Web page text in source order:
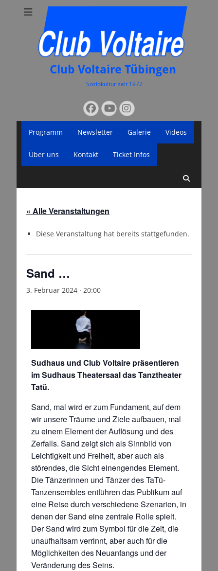
Club Voltaire Tübingen
Soziokultur seit 1972
nach:
Facebook
YouTube
Instagram
Menü
Inhalt
Programm Newsletter Galerie Videos
Über uns Kontakt Ticket Infos
« Alle Veranstaltungen
Diese Veranstaltung hat bereits stattgefunden.
Sand …
3. Februar 2024 · 20:00
Sudhaus und Club Voltaire präsentieren
im Sudhaus Theatersaal das Tanztheater
Tatü.
Sand, mal wird er zum Fundament, auf dem
wir unsere Träume und Ziele aufbauen, mal
zu einem Element der Auflösung und des
Zerfalls. Sand zeigt sich als Sinnbild von
Leichtigkeit und Freiheit, aber auch als
störendes, die Sicht einengendes Element.
Die Tänzerinnen und Tänzer des TaTü-
Tanzensembles entführen das Publikum auf
eine Reise durch verschiedene Szenarien, in
denen der Sand eine zentrale Rolle spielt.
Der Sand wird zum Symbol für die Zeit, die
unaufhaltsam verrinnt, aber auch für die
Möglichkeiten des Neuanfangs und der
Veränderung des Seins.